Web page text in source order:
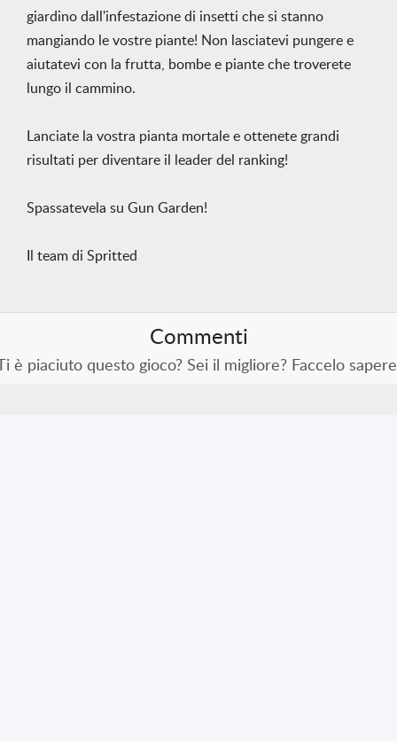
giardino dall'infestazione di insetti che si stanno
mangiando le vostre piante! Non lasciatevi pungere e
aiutatevi con la frutta, bombe e piante che troverete
lungo il cammino.
Lanciate la vostra pianta mortale e ottenete grandi
risultati per diventare il leader del ranking!
Spassatevela su Gun Garden!
Il team di Spritted
Commenti
è piaciuto questo gioco? Sei il migliore? Faccelo